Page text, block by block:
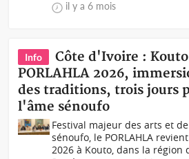
il y a 6 mois
Info
Côte d'Ivoire :
PORLAHLA 2026,
des traditions, trois jours
l'âme sénoufo
Festival majeur des arts et
sénoufo, le PORLAHLA
2026 à Kouto, dans la région